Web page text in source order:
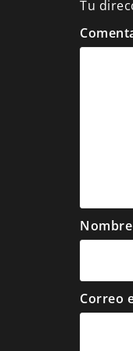
Tu
Nombre
Correo